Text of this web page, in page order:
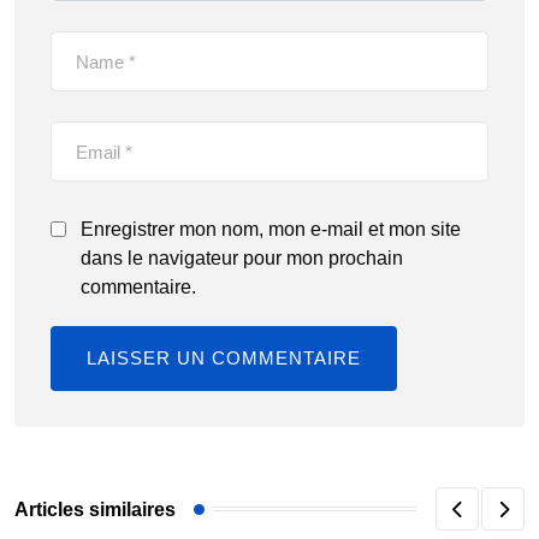
Enregistrer mon nom, mon e-mail et mon site
dans le navigateur pour mon prochain
commentaire.
Articles similaires